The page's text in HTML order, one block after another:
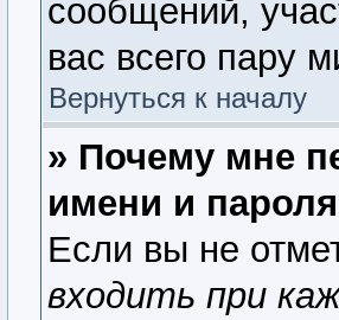
сообщений,
вас всего пару
Вернуться к началу
» Почему мне
имени и
Если вы не
входить при